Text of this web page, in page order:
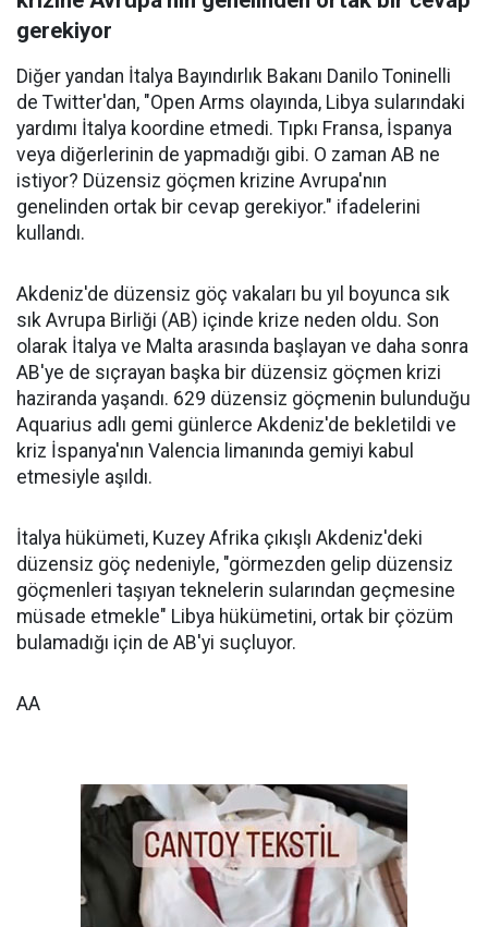
gerekiyor
Diğer yandan İtalya Bayındırlık Bakanı Danilo Toninelli
de Twitter'dan, "Open Arms olayında, Libya sularındaki
yardımı İtalya koordine etmedi. Tıpkı Fransa, İspanya
veya diğerlerinin de yapmadığı gibi. O zaman AB ne
istiyor? Düzensiz göçmen krizine Avrupa'nın
genelinden ortak bir cevap gerekiyor." ifadelerini
kullandı.
Akdeniz'de düzensiz göç vakaları bu yıl boyunca sık
sık Avrupa Birliği (AB) içinde krize neden oldu. Son
olarak İtalya ve Malta arasında başlayan ve daha sonra
AB'ye de sıçrayan başka bir düzensiz göçmen krizi
haziranda yaşandı. 629 düzensiz göçmenin bulunduğu
Aquarius adlı gemi günlerce Akdeniz'de bekletildi ve
kriz İspanya'nın Valencia limanında gemiyi kabul
etmesiyle aşıldı.
İtalya hükümeti, Kuzey Afrika çıkışlı Akdeniz'deki
düzensiz göç nedeniyle, "görmezden gelip düzensiz
göçmenleri taşıyan teknelerin sularından geçmesine
müsade etmekle" Libya hükümetini, ortak bir çözüm
bulamadığı için de AB'yi suçluyor.
AA